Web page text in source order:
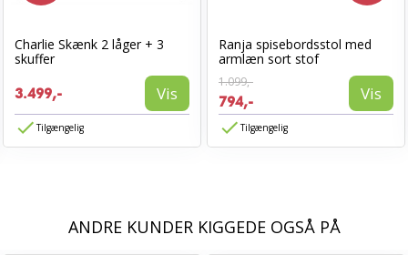
Charlie Skænk 2 låger + 3
skuffer
3.499,- Vis
Tilgængelig
Ranja spisebordsstol med
armlæn sort stof
1.099,-
794,- Vis
Tilgængelig
ANDRE KUNDER KIGGEDE OGSÅ PÅ